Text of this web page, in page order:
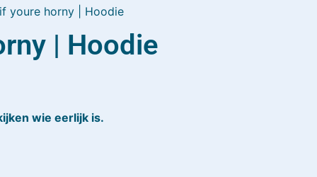
youre horny | Hoodie
| Hoodie
wie eerlijk is.